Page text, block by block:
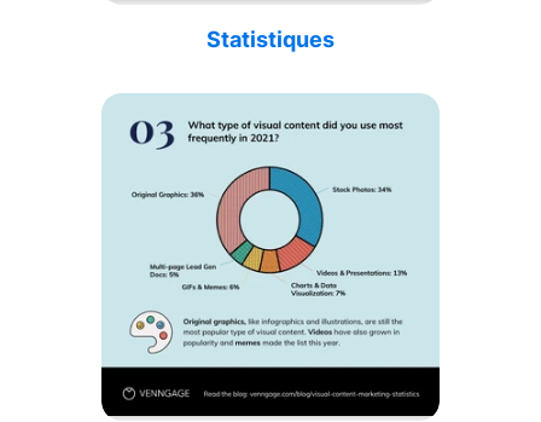
Statistiques